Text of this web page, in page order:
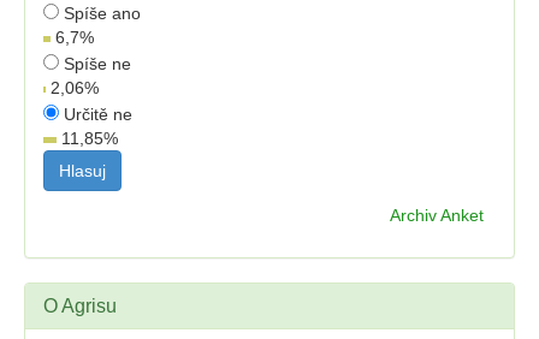
Spíše ano
6,7%
Spíše ne
2,06%
Určitě ne
11,85%
Archiv Anket
O Agrisu